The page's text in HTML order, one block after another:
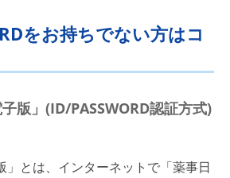
をお持ちでない方はコ
子版」(ID/PASSWORD認証方式)
とは、インターネットで「薬事日